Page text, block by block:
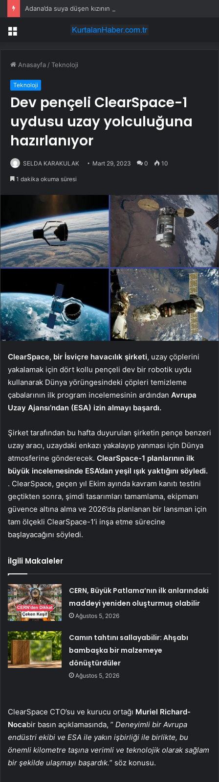
Menü
Anasayfa /Teknoloji
Teknoloji
Dev pençeli ClearSpace-1
uydusu uzay yolculuğuna
hazırlanıyor
SELDA KARAKULAK Mart 29, 2023 0 10
1 dakika okuma süresi
ClearSpace, bir İsviçre havacılık şirketi, uzay çöplerini
yakalamak için dört kollu pençeli dev bir robotik uydu
kullanarak Dünya yörüngesindeki çöpleri temizleme
çabalarının ilk program incelemesinin ardından Avrupa
Uzay Ajansı’ndan (ESA) izin almayı başardı.
Şirket tarafından bu hafta duyurulan şirketin pençe benzeri
uzay aracı, uzaydaki enkazı yakalayıp yanması için Dünya
atmosferine gönderecek. ClearSpace-1 planlarının ilk
büyük incelemesinde ESA’dan yeşil ışık yaktığını söyledi.
. ClearSpace, geçen yıl Ekim ayında kavram kanıtı testini
geçtikten sonra, şimdi tasarımları tamamlama, ekipmanı
güvence altına alma ve 2026’da planlanan bir lansman için
tam ölçekli ClearSpace-1’i inşa etme sürecine
başlayacağını söyledi.
İlgili Makaleler
CERN, Büyük Patlama’nın ilk anlarındaki
maddeyi yeniden oluşturmuş olabilir
Ağustos 5, 2026
Camın tahtını sallayabilir: Ahşabı
bambaşka bir malzemeye
dönüştürdüler
Ağustos 5, 2026
ClearSpace CTO’su ve kurucu ortağı Muriel Richard-
Nocabir basın açıklamasında, ” Deneyimli bir Avrupa
endüstri ekibi ve ESA ile yakın işbirliği ile birlikte, bu
önemli kilometre taşına verimli ve teknolojik olarak sağlam
bir şekilde ulaşmayı başardık.” söz konusu.